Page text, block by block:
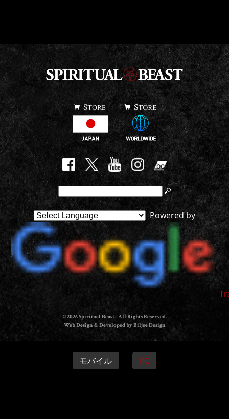
Powered by
© 2026 Spiritual Beast - All Rights Reserved.
Web Design & Developed by Biljee Design
モバイル PC